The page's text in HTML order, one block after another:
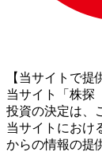
【当サイトで提
当サイト「株探
投資の決定は、
当サイトにおけ
からの情報の提